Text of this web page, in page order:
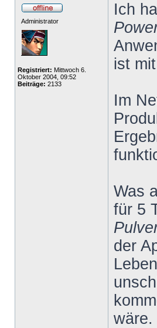
Administrator
Registriert: Mittwoch 6.
Oktober 2004, 09:52
Beiträge: 2133
Ich
ist
Im
Was
für 5
der
wäre.